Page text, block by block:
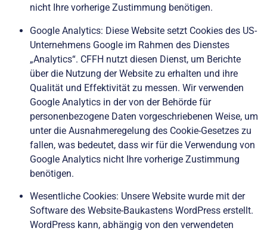
nicht Ihre vorherige Zustimmung benötigen.
Google Analytics: Diese Website setzt Cookies des US-
Unternehmens Google im Rahmen des Dienstes
„Analytics“. CFFH nutzt diesen Dienst, um Berichte
über die Nutzung der Website zu erhalten und ihre
Qualität und Effektivität zu messen. Wir verwenden
Google Analytics in der von der Behörde für
personenbezogene Daten vorgeschriebenen Weise, um
unter die Ausnahmeregelung des Cookie-Gesetzes zu
fallen, was bedeutet, dass wir für die Verwendung von
Google Analytics nicht Ihre vorherige Zustimmung
benötigen.
Wesentliche Cookies: Unsere Website wurde mit der
Software des Website-Baukastens WordPress erstellt.
WordPress kann, abhängig von den verwendeten